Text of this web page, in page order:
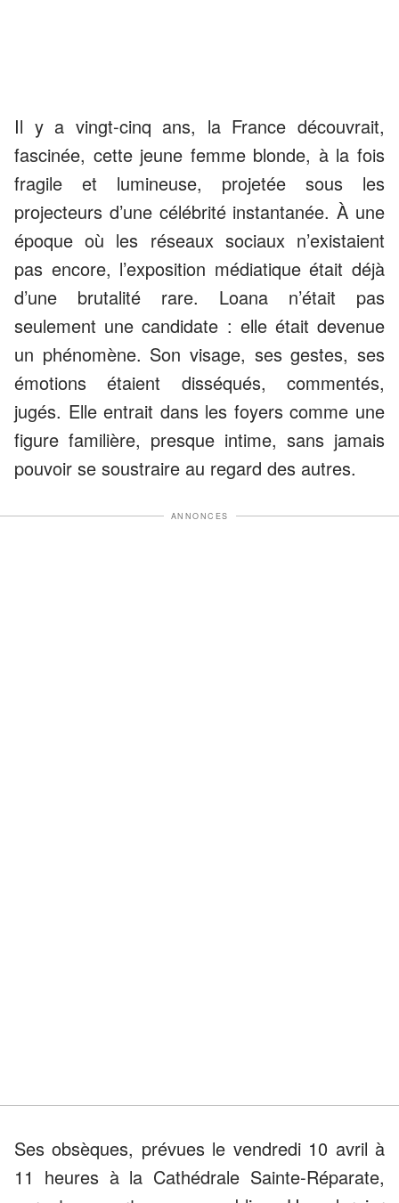
Il y a vingt-cinq ans, la France découvrait,
fascinée, cette jeune femme blonde, à la fois
fragile et lumineuse, projetée sous les
projecteurs d’une célébrité instantanée. À une
époque où les réseaux sociaux n’existaient
pas encore, l’exposition médiatique était déjà
d’une brutalité rare. Loana n’était pas
seulement une candidate : elle était devenue
un phénomène. Son visage, ses gestes, ses
émotions étaient disséqués, commentés,
jugés. Elle entrait dans les foyers comme une
figure familière, presque intime, sans jamais
pouvoir se soustraire au regard des autres.
ANNONCES
Ses obsèques, prévues le vendredi 10 avril à
11 heures à la Cathédrale Sainte-Réparate,